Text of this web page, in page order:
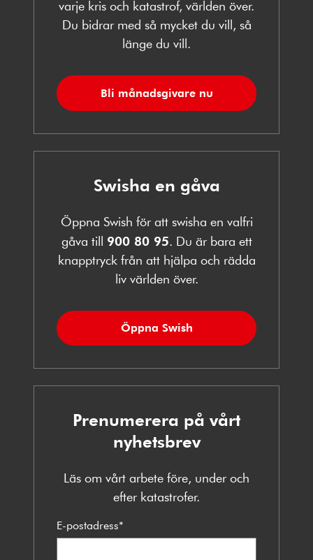
varje kris och katastrof, världen över.
Du bidrar med så mycket du vill, så
länge du vill.
Bli månadsgivare nu
Swisha en gåva
Öppna Swish för att swisha en valfri
gåva till 900 80 95. Du är bara ett
knapptryck från att hjälpa och rädda
liv världen över.
Öppna Swish
Prenumerera på vårt
nyhetsbrev
Läs om vårt arbete före, under och
efter katastrofer.
E-postadress*